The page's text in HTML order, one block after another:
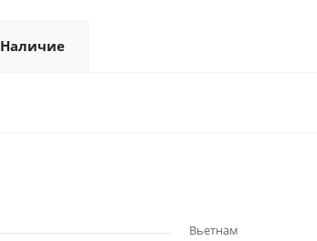
Наличие
Вьетнам